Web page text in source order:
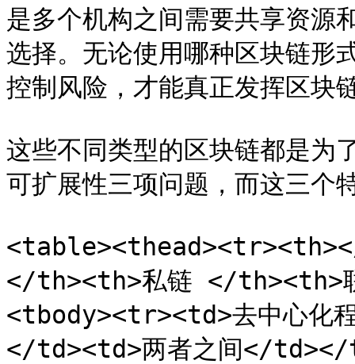
是多个机构之间需要共享资源
选择。无论使用哪种区块链形
控制风险，才能真正发挥区块
这些不同类型的区块链都是为
可扩展性三项问题，而这三个
</th><th>私链 </
<tbody><tr><td>去中心化
</td><td>两者之间</